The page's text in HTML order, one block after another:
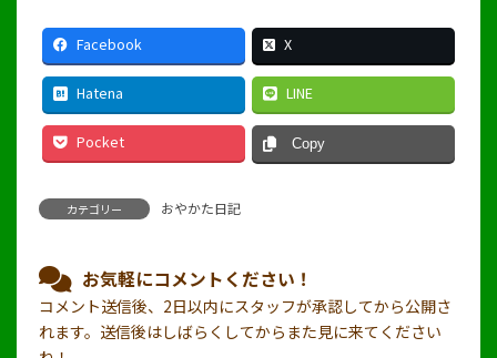
Facebook X
Hatena LINE
Pocket Copy
カテゴリー おやかた日記
お気軽にコメントください！
コメント送信後、2日以内にスタッフが承認してから公開さ
れます。送信後はしばらくしてからまた見に来てください